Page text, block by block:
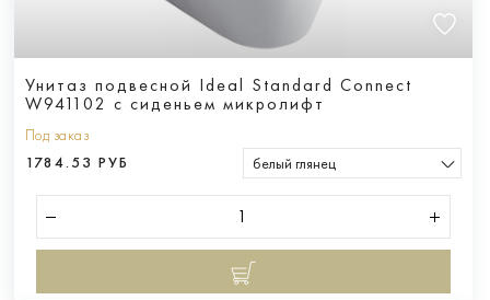
Унитаз подвесной Ideal Standard Connect
W941102 c сиденьем микролифт
Под заказ
1784.53 РУБ
белый глянец